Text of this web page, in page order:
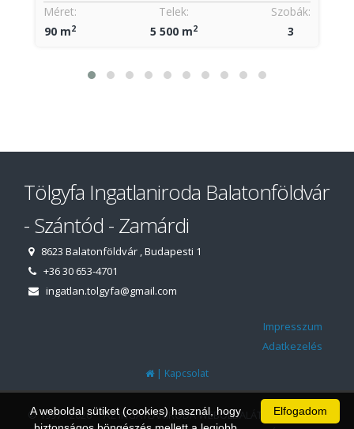
Szobák:
3
Méret:
90 m2
Telek:
5 500 m2
Tölgyfa Ingatlaniroda Balatonföldvár
- Szántód - Zamárdi
8623 Balatonföldvár , Budapesti 1
+36 30 653-4701
ingatlan.tolgyfa@gmail.com
Impresszum
Adatkezelés
| Kapcsolat
© 1997 - 2026 AZ INGATLANIRODA WEBOLDALÁT ÉS ÜGYVITELI
Elfogadom
A weboldal sütiket (cookies) használ, hogy